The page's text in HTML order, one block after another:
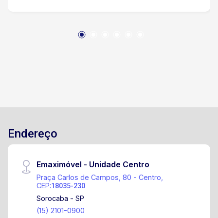
Endereço
Emaximóvel - Unidade Centro
Praça Carlos de Campos, 80 - Centro,
CEP:18035-230
Sorocaba - SP
(15) 2101-0900